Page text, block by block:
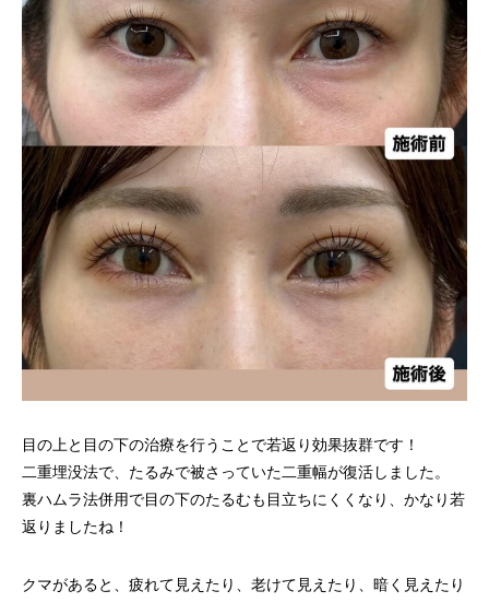
目の上と目の下の治療を行うことで若返り効果抜群です！
二重埋没法で、たるみで被さっていた二重幅が復活しました。
裏ハムラ法併用で目の下のたるむも目立ちにくくなり、かなり若
返りましたね！
クマがあると、疲れて見えたり、老けて見えたり、暗く見えたり